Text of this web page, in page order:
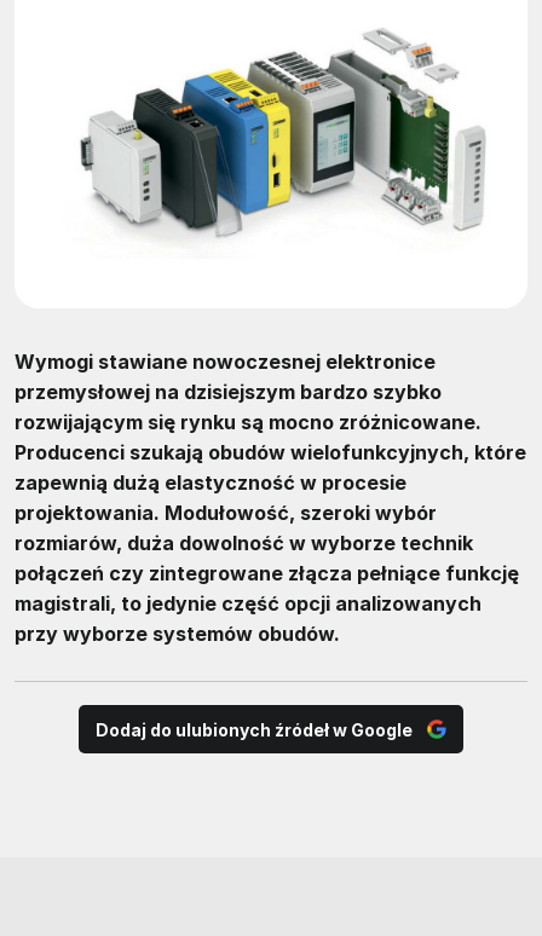
Wymogi stawiane nowoczesnej elektronice
przemysłowej na dzisiejszym bardzo szybko
rozwijającym się rynku są mocno zróżnicowane.
Producenci szukają obudów wielofunkcyjnych, które
zapewnią dużą elastyczność w procesie
projektowania. Modułowość, szeroki wybór
rozmiarów, duża dowolność w wyborze technik
połączeń czy zintegrowane złącza pełniące funkcję
magistrali, to jedynie część opcji analizowanych
przy wyborze systemów obudów.
Dodaj do ulubionych źródeł w Google